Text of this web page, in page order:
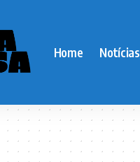
Home Notícias